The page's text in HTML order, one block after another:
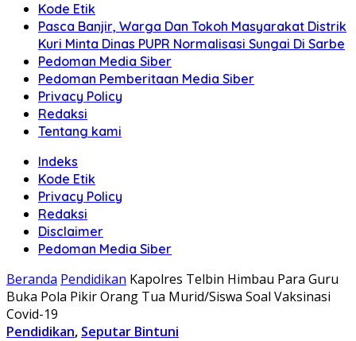
Kode Etik
Pasca Banjir, Warga Dan Tokoh Masyarakat Distrik
Kuri Minta Dinas PUPR Normalisasi Sungai Di Sarbe
Pedoman Media Siber
Pedoman Pemberitaan Media Siber
Privacy Policy
Redaksi
Tentang kami
Indeks
Kode Etik
Privacy Policy
Redaksi
Disclaimer
Pedoman Media Siber
Beranda Pendidikan Kapolres Telbin Himbau Para Guru
Buka Pola Pikir Orang Tua Murid/Siswa Soal Vaksinasi
Covid-19
Pendidikan, Seputar Bintuni